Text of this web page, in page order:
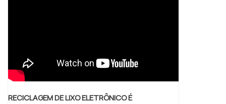
RECICLAGEM DE LIXO ELETRÔNICO É